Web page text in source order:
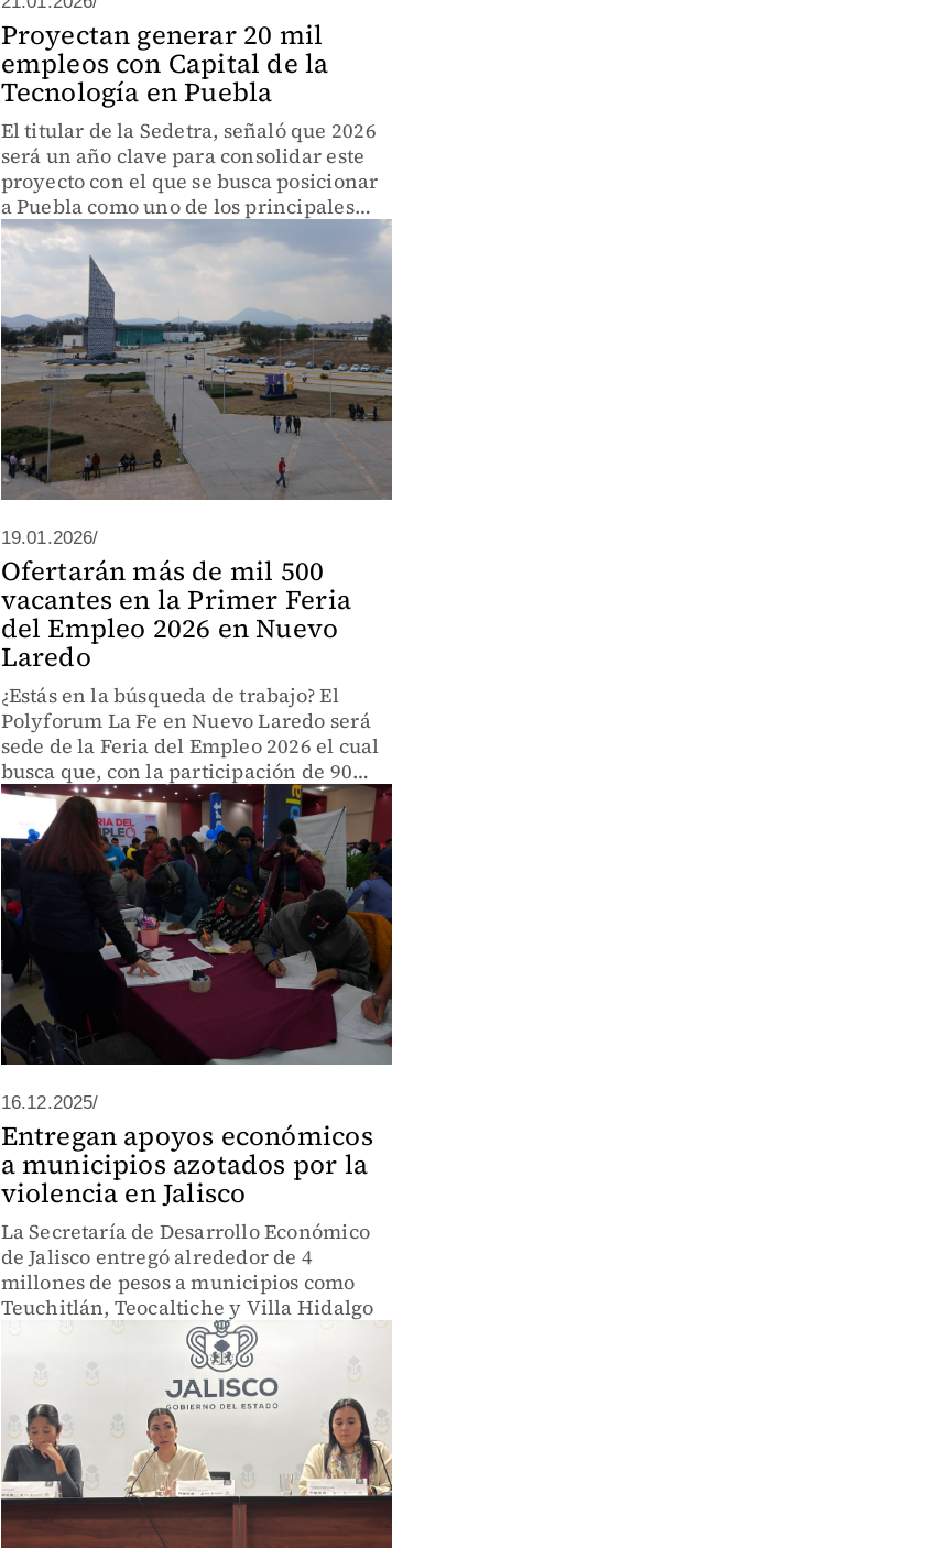
Proyectan generar 20 mil
empleos con Capital de la
Tecnología en Puebla
El titular de la Sedetra, señaló que 2026
será un año clave para consolidar este
proyecto con el que se busca posicionar
a Puebla como uno de los principales
proveedores de insumos del sur sureste
del país.
19.01.2026/
Ofertarán más de mil 500
vacantes en la Primer Feria
del Empleo 2026 en Nuevo
Laredo
¿Estás en la búsqueda de trabajo? El
Polyforum La Fe en Nuevo Laredo será
sede de la Feria del Empleo 2026 el cual
busca que, con la participación de 90
empresas, ofertar alrededor de mil 500
vacantes.
16.12.2025/
Entregan apoyos económicos
a municipios azotados por la
violencia en Jalisco
La Secretaría de Desarrollo Económico
de Jalisco entregó alrededor de 4
millones de pesos a municipios como
Teuchitlán, Teocaltiche y Villa Hidalgo